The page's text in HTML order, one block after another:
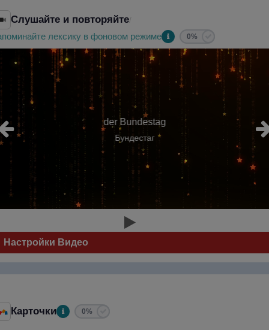
Слушайте и повторяйте/
лексику в фоновом режиме 0%
der Bundestag
Бундестаг
Настройки Видео
Карточки 0%